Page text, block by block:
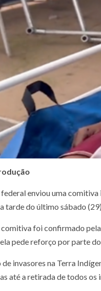
enviou uma comitiva
tarde do último sábado
foi confirmado pela
pede reforço por parte
de invasores na Terra
até a retirada de todos os